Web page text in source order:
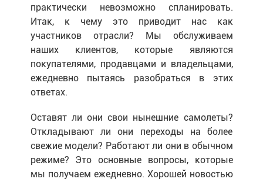
практически невозможно спланировать.
Итак, к чему это приводит нас как
участников отрасли? Мы обслуживаем
наших клиентов, которые являются
покупателями, продавцами и владельцами,
ежедневно пытаясь разобраться в этих
ответах.
Оставят ли они свои нынешние самолеты?
Откладывают ли они переходы на более
свежие модели? Работают ли они в обычном
режиме? Это основные вопросы, которые
мы получаем ежедневно. Хорошей новостью